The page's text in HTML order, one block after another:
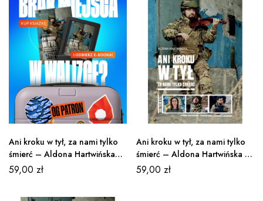
Ani kroku w tył, za nami tylko
śmierć – Aldona Hartwińska
(książka + e-book)
59,00 zł
Ani kroku w tył, za nami tylko
śmierć – Aldona Hartwińska (e-
book)
59,00 zł